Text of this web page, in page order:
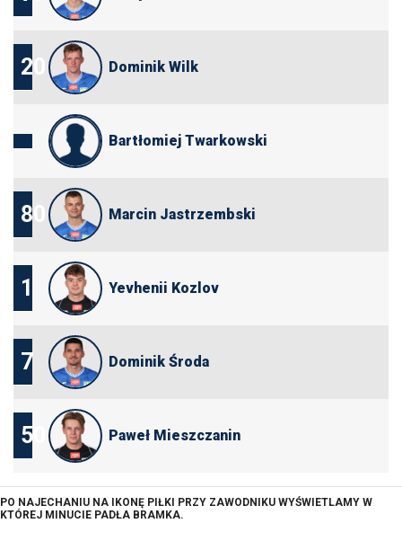
20 Dominik Wilk
Bartłomiej Twarkowski
80 Marcin Jastrzembski
1 Yevhenii Kozlov
7 Dominik Środa
50 Paweł Mieszczanin
PO NAJECHANIU NA IKONĘ PIŁKI PRZY ZAWODNIKU WYŚWIETLAMY W
KTÓREJ MINUCIE PADŁA BRAMKA.